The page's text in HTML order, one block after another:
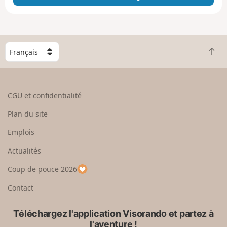
e
n
C
h
o
e
u
p
a
R
e
CGU et confidentialité
Plan du site
Emplois
Actualités
Coup de pouce 2026
Contact
Téléchargez l'application Visorando et partez à
l'aventure !